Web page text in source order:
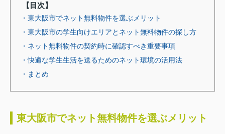
【目次】
・東大阪市でネット無料物件を選ぶメリット
・東大阪市の学生向けエリアとネット無料物件の探し方
・ネット無料物件の契約時に確認すべき重要事項
・快適な学生生活を送るためのネット環境の活用法
・まとめ
東大阪市でネット無料物件を選ぶメリット